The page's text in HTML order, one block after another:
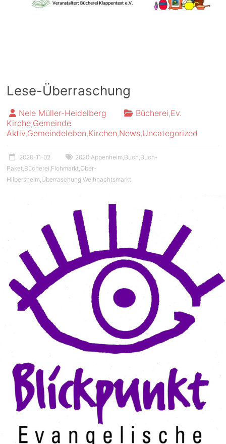
Lese-Überraschung
Nele Müller-Heidelberg Bücherei,Ev.
Kirche,Gemeinde
Aktiv,Gemeindeleben,Kirchen,News,Uncategorized
2020-11-02 2020 Appenheim Buch Buch-
Paket Bücherei Flohmarkt Ober-
Hilbersheim Überraschung ,Weihnachtsmarkt